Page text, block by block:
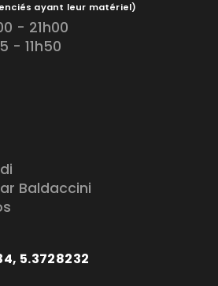
Baldaccini
5.3728232
ayant leur matériel)
- 21h00
- 11h50